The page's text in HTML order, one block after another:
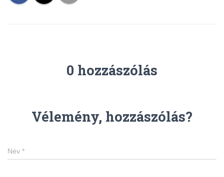
0 hozzászólás
Vélemény, hozzászólás?
Név *